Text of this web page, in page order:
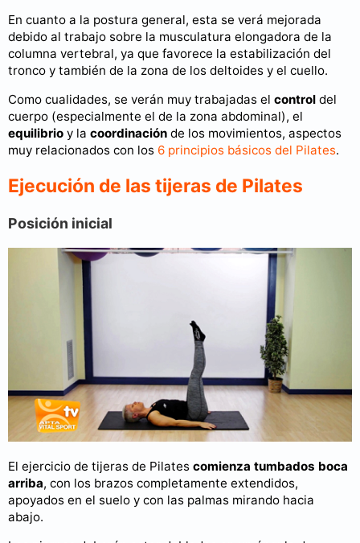
En cuanto a la postura general, esta se verá mejorada
debido al trabajo sobre la musculatura elongadora de la
columna vertebral, ya que favorece la estabilización del
tronco y también de la zona de los deltoides y el cuello.
Como cualidades, se verán muy trabajadas el control del
cuerpo (especialmente el de la zona abdominal), el
equilibrio y la coordinación de los movimientos, aspectos
muy relacionados con los 6 principios básicos del Pilates.
Ejecución de las tijeras de Pilates
Posición inicial
El ejercicio de tijeras de Pilates comienza tumbados boca
arriba, con los brazos completamente extendidos,
apoyados en el suelo y con las palmas mirando hacia
abajo.